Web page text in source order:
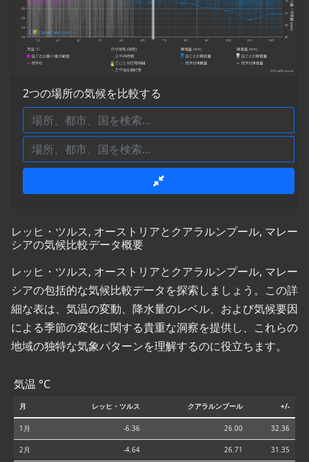
2つの場所の気候を比較する
レッヒ・ツルス, オーストリアとクアラルンプール, マレー
シアの気候比較データ概要
レッヒ・ツルス, オーストリアとクアラルンプール, マレー
シアの包括的な気候比較データを探索しましょう。この詳
細な表は、気温の変動、降水量のレベル、および気候要因
による季節の変化に関する貴重な洞察を提供し、これらの
地域の独特な気象パターンを理解するのに役立ちます。
気温 °C
月 レッヒ・ツルス クアラルンプール +/-
1月 -6.36 26.00 32.36
2月 -4.64 26.71 31.35